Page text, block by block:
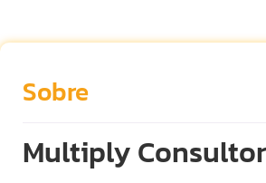
Sobre
Multiply